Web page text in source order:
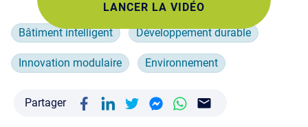
LANCER LA VIDÉO
Bâtiment intelligent
Développement durable
Innovation modulaire Environnement
Partager